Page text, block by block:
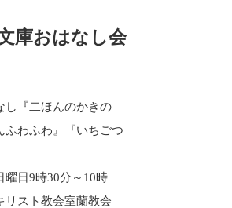
庫おはなし会
し『二ほんのかきの
ふわふわ』『いちごつ
曜日9時30分～10時
リスト教会室蘭教会